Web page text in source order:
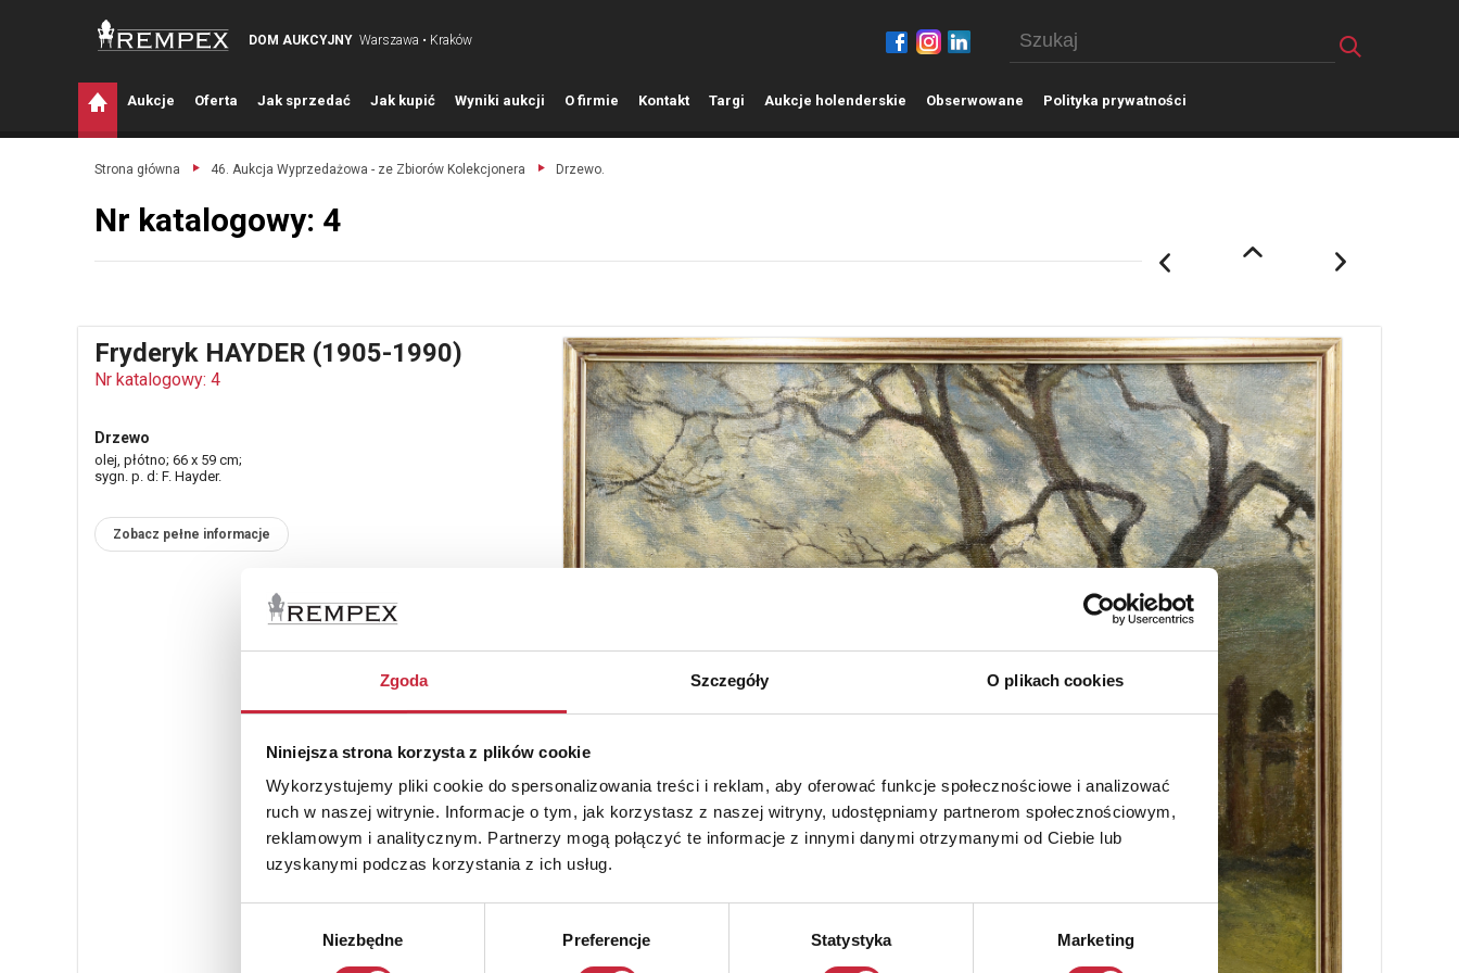
Zgoda Szczegóły O plikach cookies
Niniejsza strona korzysta z plików cookie
Wykorzystujemy pliki cookie do spersonalizowania treści i reklam, aby oferować funkcje społecznościowe i analizować
ruch w naszej witrynie. Informacje o tym, jak korzystasz z naszej witryny, udostępniamy partnerom społecznościowym,
reklamowym i analitycznym. Partnerzy mogą połączyć te informacje z innymi danymi otrzymanymi od Ciebie lub
uzyskanymi podczas korzystania z ich usług.
Niezbędne Preferencje Statystyka Marketing
DOM AUKCYJNY Warszawa • Kraków
Aukcje Oferta Jak sprzedać Jak kupić Wyniki aukcji O firmie Kontakt Targi Aukcje holenderskie Obserwowane Polityka prywatności
Strona główna 46. Aukcja Wyprzedażowa - ze Zbiorów Kolekcjonera Drzewo.
Nr katalogowy: 4
Fryderyk HAYDER (1905-1990)
Nr katalogowy: 4
Drzewo
olej, płótno; 66 x 59 cm;
sygn. p. d: F. Hayder.
Zobacz pełne informacje